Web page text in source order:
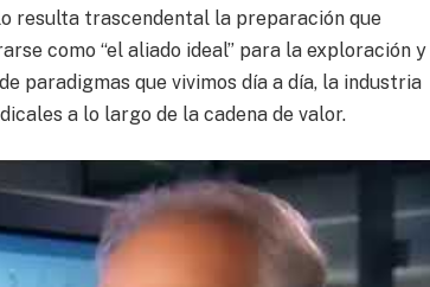
resulta trascendental la preparación que
como “el aliado ideal” para la exploración y
paradigmas que vivimos día a día, la industria
a lo largo de la cadena de valor.